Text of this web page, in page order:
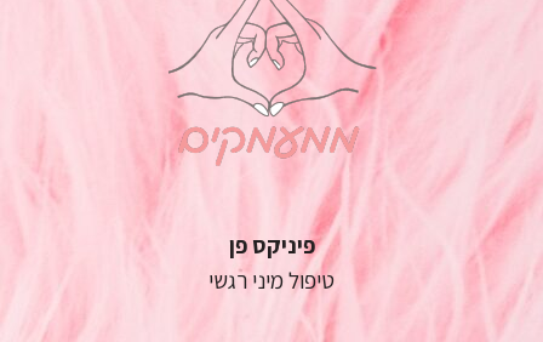
פיניקס פן
טיפול מיני רגשי